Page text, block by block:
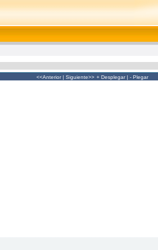
<<Anterior| Siguiente>> + Desplegar| - Plegar